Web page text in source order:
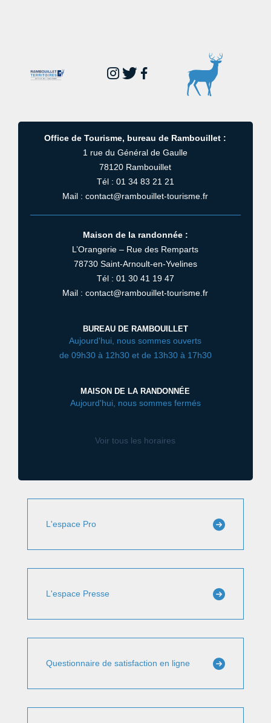
Office de Tourisme, bureau de Rambouillet :
1 rue du Général de Gaulle
78120 Rambouillet
Tél : 01 34 83 21 21
Mail : contact@rambouillet-tourisme.fr
Maison de la randonnée :
L’Orangerie – Rue des Remparts
78730 Saint-Arnoult-en-Yvelines
Tél : 01 30 41 19 47
Mail : contact@rambouillet-tourisme.fr
BUREAU DE RAMBOUILLET
Aujourd'hui, nous sommes ouverts
de 09h30 à 12h30 et de 13h30 à 17h30
MAISON DE LA RANDONNÉE
Aujourd'hui, nous sommes fermés
Voir tous les horaires
L'espace Pro
L'espace Presse
Questionnaire de satisfaction en ligne